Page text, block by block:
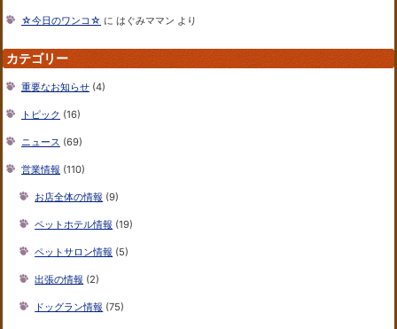
☆今日のワンコ☆ に はぐみママン より
カテゴリー
重要なお知らせ (4)
トピック (16)
ニュース (69)
営業情報 (110)
お店全体の情報 (9)
ペットホテル情報 (19)
ペットサロン情報 (5)
出張の情報 (2)
ドッグラン情報 (75)